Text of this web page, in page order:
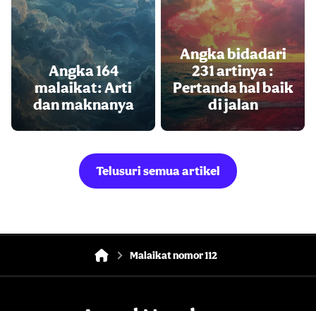
Angka 164
malaikat: Arti
dan maknanya
Angka bidadari
231 artinya :
Pertanda hal baik
di jalan
Telusuri semua artikel
Malaikat nomor 112